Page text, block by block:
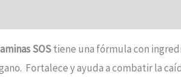
SOStiene una fórmula con
Fortalece y ayuda a combatir la